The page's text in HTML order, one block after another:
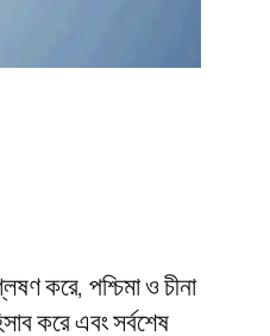
করে, পশ্চিমা ও চীনা
করে এবং সর্বশেষ